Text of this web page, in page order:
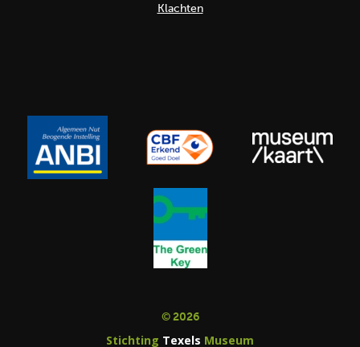
Klachten
© 2026
Stichting Texels Museum